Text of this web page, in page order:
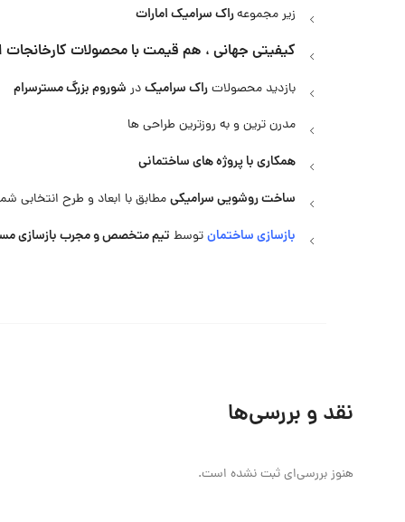
زیر مجموعهراک سرامیک امارات
کیفیتی جهانی ، هم قیمت با محصولات کارخانجات
بازدید محصولاتراک سرامیکدر شوروم بزرگ مسترسرام
مدرن ترین و به روزترین طراحی ها
همکاری با پروژه های ساختمانی
ساخت روشویی سرامیکیمطابق با ابعاد و طرح انتخابی
بازسازی ساختمانتوسط تیم متخصص و مجرب بازسازی
نقد و بررسی‌ها
هنوز بررسی‌ای ثبت نشده است.